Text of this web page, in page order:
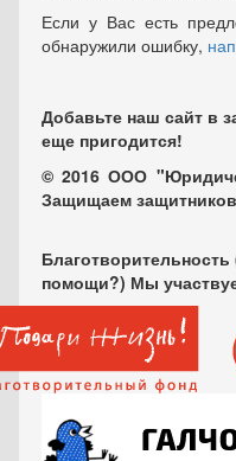
Если у Вас есть
обнаружили ошибку,
Добавьте наш сайт в
еще пригодится!
© 2016 ООО
Защищаем
помощи?) Мы